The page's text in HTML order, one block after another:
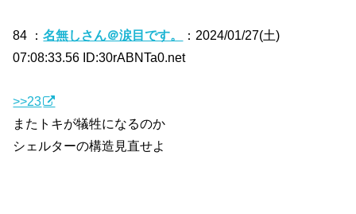
84 ：名無しさん＠涙目です。
：2024/01/27(土)
07:08:33.56 ID:30rABNTa0.net
>>23
またトキが犠牲になるのか
シェルターの構造見直せよ